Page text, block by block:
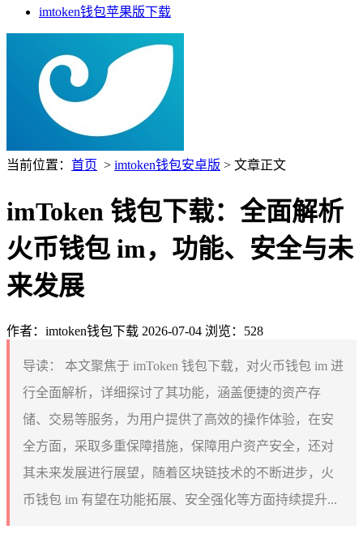
imtoken钱包苹果版下载
当前位置： 首页 > imtoken钱包安卓版 > 文章正文
imToken 钱包下载：全面解析
火币钱包 im，功能、安全与未
来发展
作者：imtoken钱包下载 2026-07-04 浏览：528
导读：
本文聚焦于 imToken 钱包下载，对火币钱包 im 进
行全面解析，详细探讨了其功能，涵盖便捷的资产存
储、交易等服务，为用户提供了高效的操作体验，在安
全方面，采取多重保障措施，保障用户资产安全，还对
其未来发展进行展望，随着区块链技术的不断进步，火
币钱包 im 有望在功能拓展、安全强化等方面持续提升...